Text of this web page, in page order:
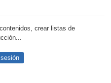
crear listas de
sesión